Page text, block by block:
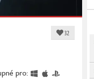
32
pro: